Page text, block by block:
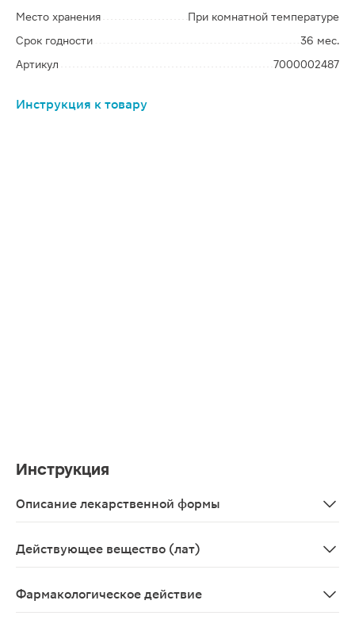
Место хранения
При комнатной температуре
Срок годности
36 мес.
Артикул
7000002487
Инструкция к товару
Инструкция
Описание лекарственной формы
Действующее вещество (лат)
Фармакологическое действие